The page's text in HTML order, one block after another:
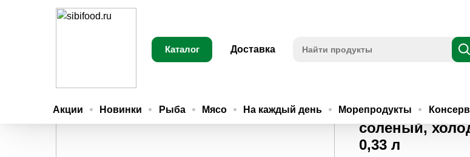
Каталог Доставка
Акции Новинки Рыба Мясо На каждый день Морепродукты
Груздь белый
соленый,
0,33 л